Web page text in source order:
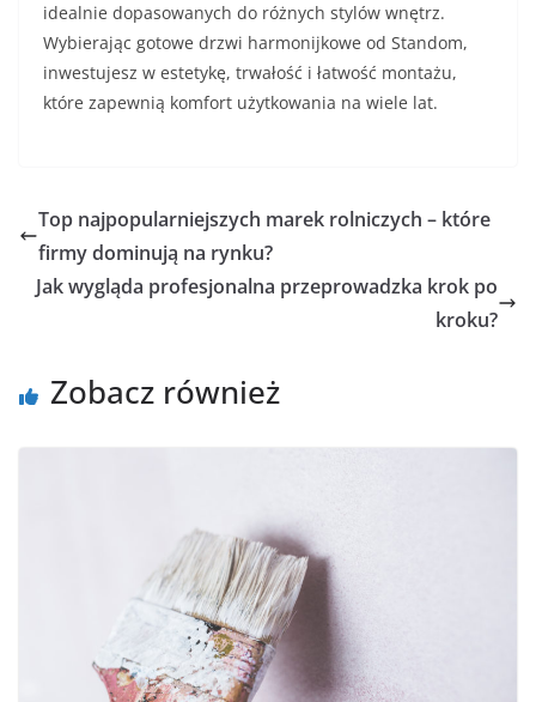
idealnie dopasowanych do różnych stylów wnętrz.
Wybierając gotowe drzwi harmonijkowe od Standom,
inwestujesz w estetykę, trwałość i łatwość montażu,
które zapewnią komfort użytkowania na wiele lat.
Top najpopularniejszych marek rolniczych – które
firmy dominują na rynku?
Jak wygląda profesjonalna przeprowadzka krok po
kroku?
Zobacz również